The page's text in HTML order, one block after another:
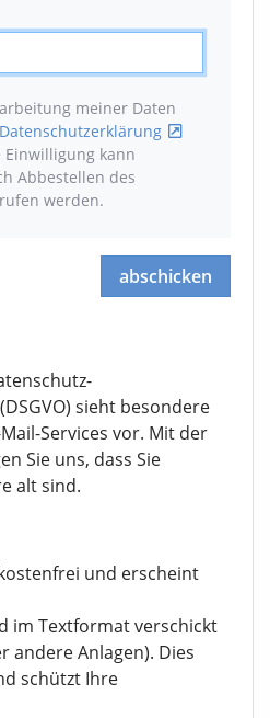
meiner Daten
Datenschutzerklärung
Einwilligung kann
Abbestellen des
werden.
abschicken
sieht besondere
Services vor. Mit der
Sie uns, dass Sie
alt sind.
und erscheint
im Textformat verschickt
andere Anlagen). Dies
schützt Ihre